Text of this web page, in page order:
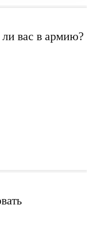
вас в армию?